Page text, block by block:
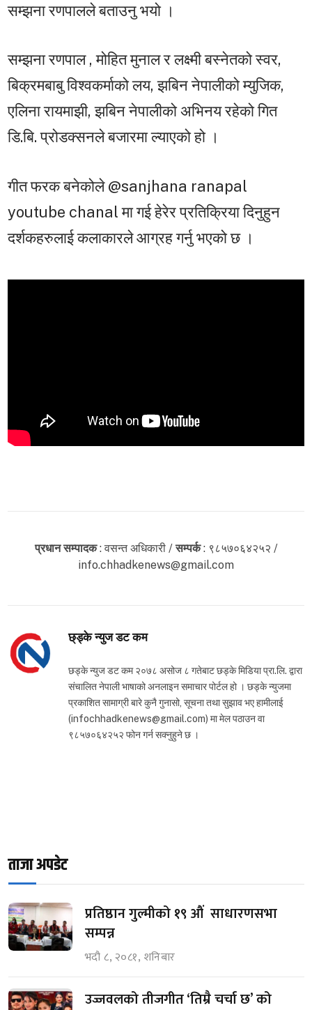
सम्झना रणपालले बताउनु भयो ।
सम्झना रणपाल , मोहित मुनाल र लक्ष्मी बस्नेतको स्वर,
बिक्रमबाबु विश्वकर्माको लय, झबिन नेपालीको म्युजिक,
एलिना रायमाझी, झबिन नेपालीको अभिनय रहेको गित
डि.बि. प्रोडक्सनले बजारमा ल्याएको हो ।
गीत फरक बनेकोले @sanjhana ranapal
youtube chanal मा गई हेरेर प्रतिक्रिया दिनुहुन
दर्शकहरुलाई कलाकारले आग्रह गर्नु भएको छ ।
प्रधान सम्पादक: वसन्त अधिकारी /सम्पर्क: ९८५७०६४२५२ /
info.chhadkenews@gmail.com
छ्ड्के न्युज डट कम
छड्के न्युज डट कम २०७८ असोज ८ गतेबाट छड्के मिडिया प्रा.लि. द्वारा
संचालित नेपाली भाषाको अनलाइन समाचार पोर्टल हो । छड्के न्युजमा
प्रकाशित सामाग्री बारे कुनै गुनासो, सूचना तथा सुझाव भए हामीलाई
(infochhadkenews@gmail.com) मा मेल पठाउन वा
९८५७०६४२५२ फोन गर्न सक्नुहुने छ ।
ताजा अपडेट
प्रतिष्ठान गुल्मीको १९ औं साधारणसभा
सम्पन्न
भदौ ८, २०८१, शनिबार
उज्जवलको तीजगीत ‘तिम्रै चर्चा छ’ को